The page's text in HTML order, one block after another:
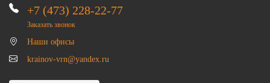
+7 (473) 228-22-77
Заказать звонок
Наши офисы
krainov-vrn@yandex.ru